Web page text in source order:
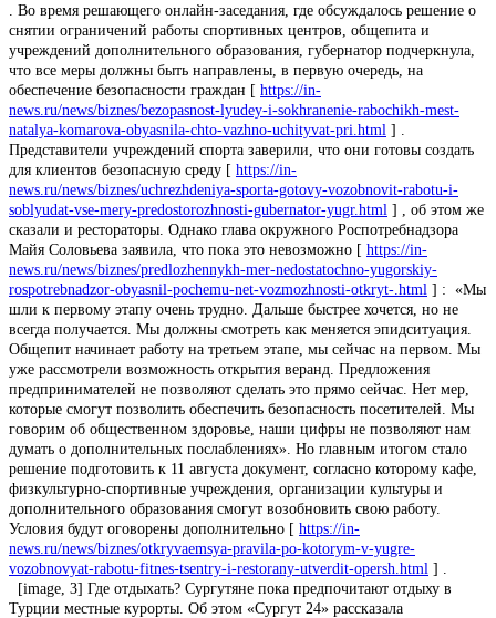
. Во время решающего онлайн-заседания, где обсуждалось решение о
снятии ограничений работы спортивных центров, общепита и
учреждений дополнительного образования, губернатор подчеркнула,
что все меры должны быть направлены, в первую очередь, на
обеспечение безопасности граждан [ https://in-
news.ru/news/biznes/bezopasnost-lyudey-i-sokhranenie-rabochikh-mest-
natalya-komarova-obyasnila-chto-vazhno-uchityvat-pri.html ] .
Представители учреждений спорта заверили, что они готовы создать
для клиентов безопасную среду [ https://in-
news.ru/news/biznes/uchrezhdeniya-sporta-gotovy-vozobnovit-rabotu-i-
soblyudat-vse-mery-predostorozhnosti-gubernator-yugr.html ] , об этом же
сказали и рестораторы. Однако глава окружного Роспотребнадзора
Майя Соловьева заявила, что пока это невозможно [ https://in-
news.ru/news/biznes/predlozhennykh-mer-nedostatochno-yugorskiy-
rospotrebnadzor-obyasnil-pochemu-net-vozmozhnosti-otkryt-.html ] : «Мы
шли к первому этапу очень трудно. Дальше быстрее хочется, но не
всегда получается. Мы должны смотреть как меняется эпидситуация.
Общепит начинает работу на третьем этапе, мы сейчас на первом. Мы
уже рассмотрели возможность открытия веранд. Предложения
предпринимателей не позволяют сделать это прямо сейчас. Нет мер,
которые смогут позволить обеспечить безопасность посетителей. Мы
говорим об общественном здоровье, наши цифры не позволяют нам
думать о дополнительных послаблениях». Но главным итогом стало
решение подготовить к 11 августа документ, согласно которому кафе,
физкультурно-спортивные учреждения, организации культуры и
дополнительного образования смогут возобновить свою работу.
Условия будут оговорены дополнительно [ https://in-
news.ru/news/biznes/otkryvaemsya-pravila-po-kotorym-v-yugre-
vozobnovyat-rabotu-fitnes-tsentry-i-restorany-utverdit-opersh.html ] .
[image, 3] Где отдыхать? Сургутяне пока предпочитают отдыху в
Турции местные курорты. Об этом «Сургут 24» рассказала